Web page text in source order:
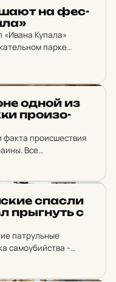
на фес­
Купала»
парке
одной из
про­и­зо­
факта происшествия
Все
спасли
прыгнуть с
патрульные
самоубийства -
прыгнуть с крыши",